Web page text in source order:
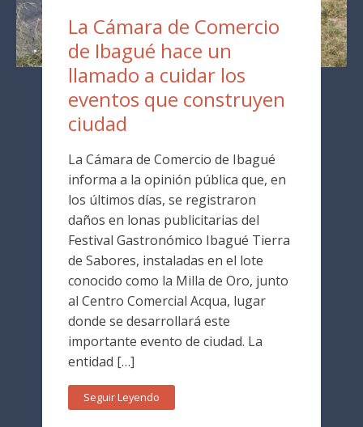
La Cámara de Comercio
de Ibagué hace un
llamado a cuidar los
eventos que construyen
ciudad
La Cámara de Comercio de Ibagué
informa a la opinión pública que, en
los últimos días, se registraron
daños en lonas publicitarias del
Festival Gastronómico Ibagué Tierra
de Sabores, instaladas en el lote
conocido como la Milla de Oro, junto
al Centro Comercial Acqua, lugar
donde se desarrollará este
importante evento de ciudad. La
entidad […]
Seguir Leyendo